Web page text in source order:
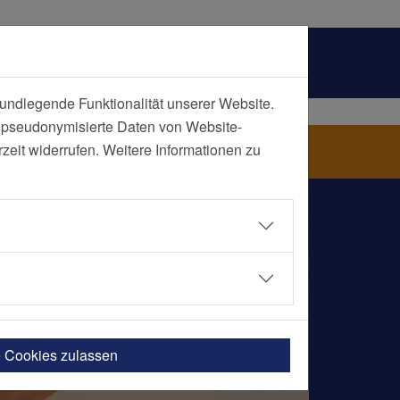
Kupferdreh
Funktionalität unserer Website.
Daten von Website-
widerrufen. Weitere Informationen zu
Cookies zulassen